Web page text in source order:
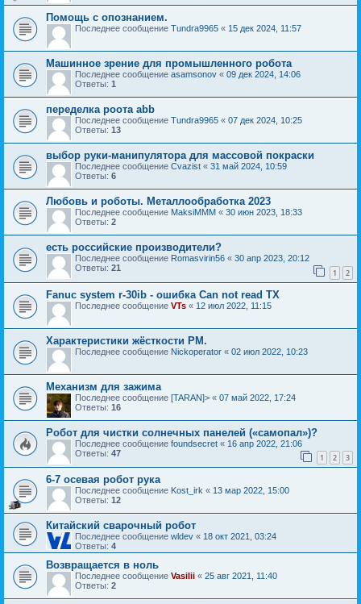
Помощь с опознанием.
Последнее сообщение Tundra9965 « 15 дек 2024, 11:57
Машинное зрение для промышленного робота
Последнее сообщение asamsonov « 09 дек 2024, 14:06
Ответы: 1
переделка роота abb
Последнее сообщение Tundra9965 « 07 дек 2024, 10:25
Ответы: 13
выбор руки-манипулятора для массовой покраски
Последнее сообщение Cvazist « 31 май 2024, 10:59
Ответы: 6
Любовь и роботы. Металлообработка 2023
Последнее сообщение MaksiMMM « 30 июн 2023, 18:33
Ответы: 2
есть российские производители?
Последнее сообщение Romasvirin56 « 30 апр 2023, 20:12
Ответы: 21 1 2
Fanuc system r-30ib - oшибка Сan not read TX
Последнее сообщение VTs « 12 июл 2022, 11:15
Характеристики жёсткости РМ.
Последнее сообщение Nickoperator « 02 июл 2022, 10:23
Механизм для зажима
Последнее сообщение [TARAN]> « 07 май 2022, 17:24
Ответы: 16
Робот для чистки солнечных панелей («самопал»)?
Последнее сообщение foundsecret « 16 апр 2022, 21:06
Ответы: 47 1 2 3
6-7 осевая робот рука
Последнее сообщение Kost_irk « 13 мар 2022, 15:00
Ответы: 12
Китайский сварочный робот
Последнее сообщение wldev « 18 окт 2021, 03:24
Ответы: 4
Возвращается в ноль
Последнее сообщение Vasilii « 25 авг 2021, 11:40
Ответы: 2